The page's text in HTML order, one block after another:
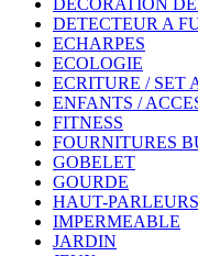
DECORATION
DETECTEUR A
ECHARPES
ECOLOGIE
ECRITURE / SET
ENFANTS /
FITNESS
FOURNITURES
GOBELET
GOURDE
HAUT-PARLEURS
IMPERMEABLE
JARDIN